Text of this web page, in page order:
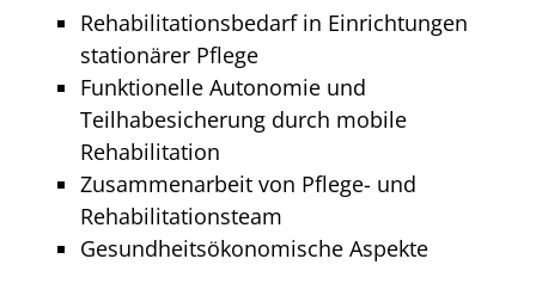
Rehabilitationsbedarf in Einrichtungen
stationärer Pflege
Funktionelle Autonomie und
Teilhabesicherung durch mobile
Rehabilitation
Zusammenarbeit von Pflege- und
Rehabilitationsteam
Gesundheitsökonomische Aspekte